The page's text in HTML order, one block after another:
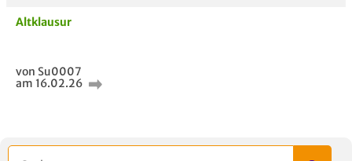
Altklausur
von Su0007
am 16.02.26